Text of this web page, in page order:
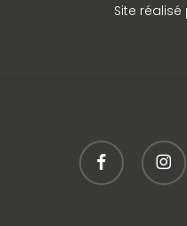
Site
facebook